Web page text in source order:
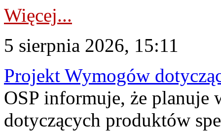
Więcej...
5 sierpnia 2026, 15:11
Projekt Wymogów
OSP informuje, że planuje
dotyczących produktów